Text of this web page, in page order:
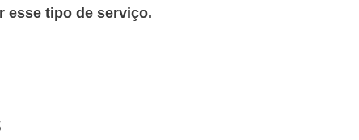
esse tipo de serviço.